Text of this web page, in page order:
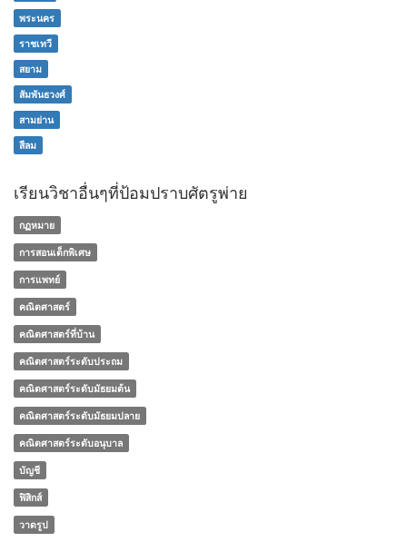
พระนคร
ราชเทวี
สยาม
สัมพันธวงศ์
สามย่าน
สีลม
เรียนวิชาอื่นๆที่ป้อมปราบศัตรูพ่าย
กฏหมาย
การสอนเด็กพิเศษ
การแพทย์
คณิตศาสตร์
คณิตศาสตร์ที่บ้าน
คณิตศาสตร์ระดับประถม
คณิตศาสตร์ระดับมัธยมต้น
คณิตศาสตร์ระดับมัธยมปลาย
คณิตศาสตร์ระดับอนุบาล
บัญชี
ฟิสิกส์
วาดรูป